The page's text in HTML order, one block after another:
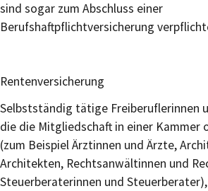
sind sogar zum Abschluss einer
Berufshaftpflichtversicherung
Rentenversicherung
Selbstständig tätige Freiberuflerinnen
die die Mitgliedschaft in einer Kammer
(zum Beispiel Ärztinnen und Ärzte,
Architekten, Rechtsanwältinnen und
Steuerberaterinnen und